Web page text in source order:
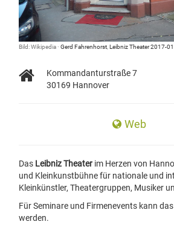
Bild: Wikipedia · Gerd Fahrenhorst Leibniz Theater 2017-
Kommandanturstraße 7
30169 Hannover
Web
Das Leibniz Theater im Herzen von
und Kleinkunstbühnefür nationale und
Kleinkünstler, Theatergruppen, Musiker
Für Seminare und Firmenevents kann
werden.